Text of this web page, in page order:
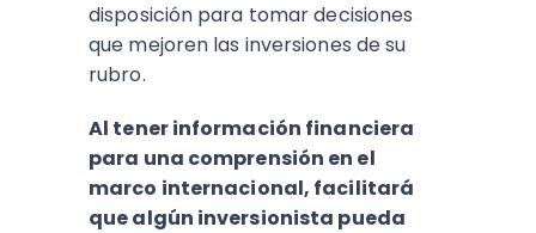
disposición para tomar decisiones
que mejoren las inversiones de su
rubro.
Al tener información financiera
para una comprensión en el
marco internacional, facilitará
que algún inversionista pueda